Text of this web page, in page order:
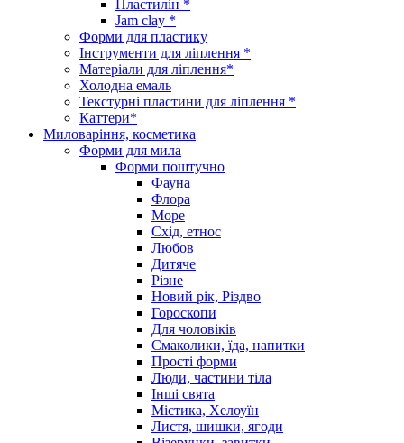
Пластилін *
Jam clay *
Форми для пластику
Інструменти для ліплення *
Матеріали для ліплення*
Холодна емаль
Текстурні пластини для ліплення *
Каттери*
Миловаріння, косметика
Форми для мила
Форми поштучно
Фауна
Флора
Море
Схід, етнос
Любов
Дитяче
Різне
Новий рік, Різдво
Гороскопи
Для чоловіків
Смаколики, їда, напитки
Прості форми
Люди, частини тіла
Інші свята
Містика, Хелоуїн
Листя, шишки, ягоди